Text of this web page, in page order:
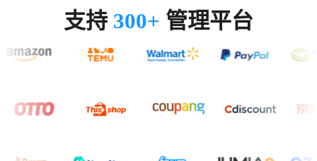
支持 300+ 管理平台